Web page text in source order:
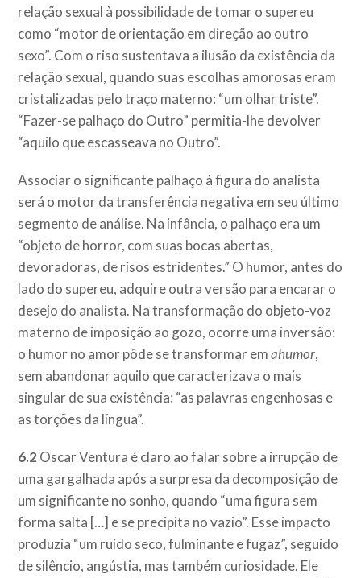
relação sexual à possibilidade de tomar o supereu
como “motor de orientação em direção ao outro
sexo”. Com o riso sustentava a ilusão da existência da
relação sexual, quando suas escolhas amorosas eram
cristalizadas pelo traço materno: “um olhar triste”.
“Fazer-se palhaço do Outro” permitia-lhe devolver
“aquilo que escasseava no Outro”.
Associar o significante palhaço à figura do analista
será o motor da transferência negativa em seu último
segmento de análise. Na infância, o palhaço era um
“objeto de horror, com suas bocas abertas,
devoradoras, de risos estridentes.” O humor, antes do
lado do supereu, adquire outra versão para encarar o
desejo do analista. Na transformação do objeto-voz
materno de imposição ao gozo, ocorre uma inversão:
o humor no amor pôde se transformar emahumor,
sem abandonar aquilo que caracterizava o mais
singular de sua existência: “as palavras engenhosas e
as torções da língua”.
6.2Oscar Ventura é claro ao falar sobre a irrupção de
uma gargalhada após a surpresa da decomposição de
um significante no sonho, quando “uma figura sem
forma salta […] e se precipita no vazio”. Esse impacto
produzia “um ruído seco, fulminante e fugaz”, seguido
de silêncio, angústia, mas também curiosidade. Ele